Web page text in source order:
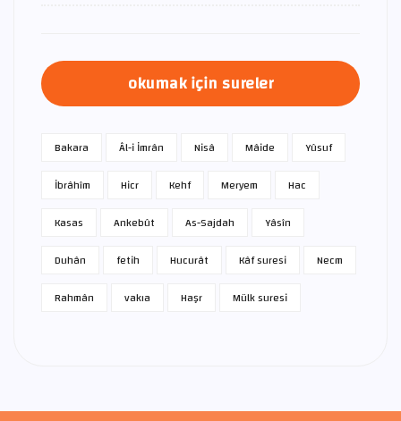
okumak için sureler
Bakara Âl-i İmrân Nisâ Mâide
Yûsuf
İbrâhîm
Hicr Kehf Meryem
Hac
Kasas
Ankebût As-Sajdah
Yâsîn
Duhân
fetih Hucurât Kâf suresi
Necm
Rahmân
vakıa Haşr Mülk suresi